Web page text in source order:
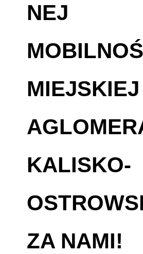
NEJ
KALISKO-
ZA NAMI!